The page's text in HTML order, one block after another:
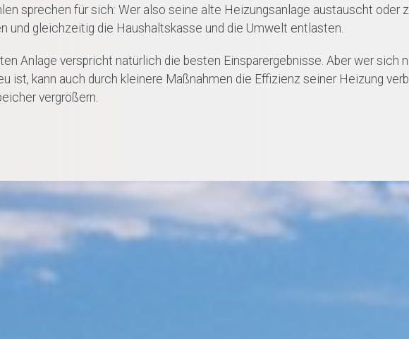
sprechen für sich: Wer also seine alte Heizungsanlage austauscht oder
und gleichzeitig die Haushaltskasse und die Umwelt entlasten.
Anlage verspricht natürlich die besten Einsparergebnisse. Aber wer sich
ist, kann auch durch kleinere Maßnahmen die Effizienz seiner Heizung
vergrößern.